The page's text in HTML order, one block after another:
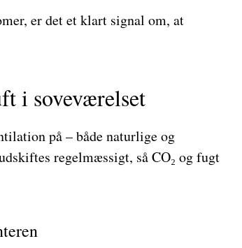
er det et klart signal om, at
i soveværelset
på – både naturlige og
regelmæssigt, så CO₂ og fugt